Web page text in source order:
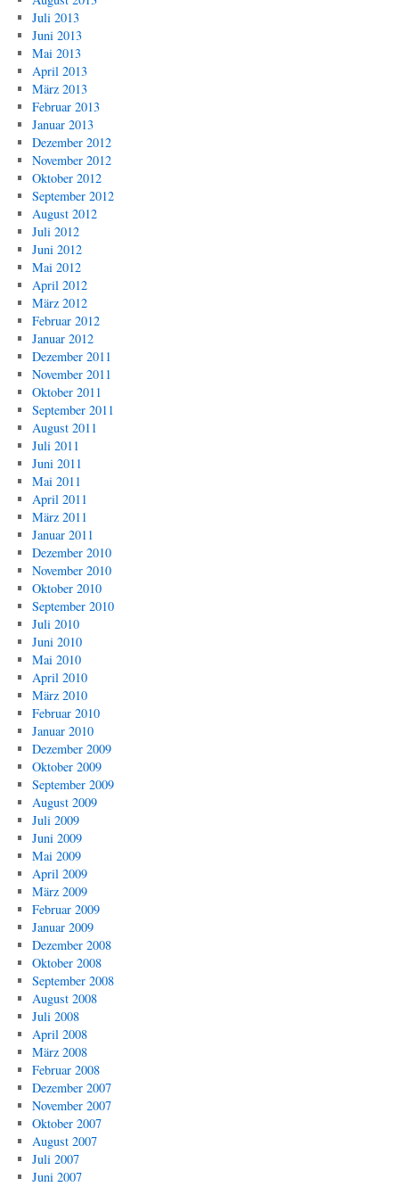
Juli 2013
Juni 2013
Mai 2013
April 2013
März 2013
Februar 2013
Januar 2013
Dezember 2012
November 2012
Oktober 2012
September 2012
August 2012
Juli 2012
Juni 2012
Mai 2012
April 2012
März 2012
Februar 2012
Januar 2012
Dezember 2011
November 2011
Oktober 2011
September 2011
August 2011
Juli 2011
Juni 2011
Mai 2011
April 2011
März 2011
Januar 2011
Dezember 2010
November 2010
Oktober 2010
September 2010
Juli 2010
Juni 2010
Mai 2010
April 2010
März 2010
Februar 2010
Januar 2010
Dezember 2009
Oktober 2009
September 2009
August 2009
Juli 2009
Juni 2009
Mai 2009
April 2009
März 2009
Februar 2009
Januar 2009
Dezember 2008
Oktober 2008
September 2008
August 2008
Juli 2008
April 2008
März 2008
Februar 2008
Dezember 2007
November 2007
Oktober 2007
August 2007
Juli 2007
Juni 2007